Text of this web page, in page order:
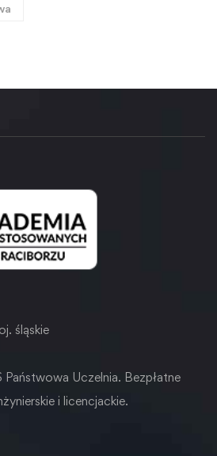
śląskie
Uczelnia. Bezpłatne
i licencjackie.